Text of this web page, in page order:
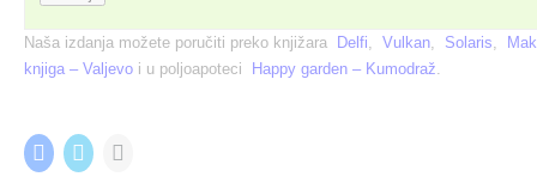
Naša izdanja možete poručiti preko knjižara Delfi Vulkan Solaris
knjiga – Valjevo i u poljoapoteci Happy garden – Kumodraž
C
l
C
l